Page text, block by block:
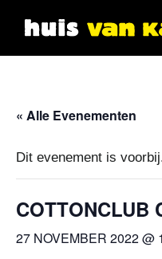
« Alle Evenementen
Dit evenement is
COTTONCLUB
27 NOVEMBER 2022 @